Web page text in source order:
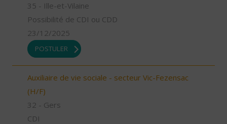
35 - Ille-et-Vilaine
Possibilité de CDI ou CDD
23/12/2025
POSTULER
Auxiliaire de vie sociale - secteur Vic-Fezensac
(H/F)
32 - Gers
CDI